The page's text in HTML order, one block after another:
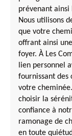
prévenant
Nous utilisons
que votre
offrant ainsi
foyer. À Les
lien personnel
fournissant des
votre
choisir la
confiance à
ramonage de
en toute